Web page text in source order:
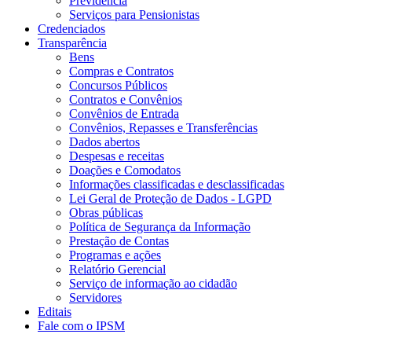
Serviços para Pensionistas
Credenciados
Transparência
Bens
Compras e Contratos
Concursos Públicos
Contratos e Convênios
Convênios de Entrada
Convênios, Repasses e Transferências
Dados abertos
Despesas e receitas
Doações e Comodatos
Informações classificadas e desclassificadas
Lei Geral de Proteção de Dados - LGPD
Obras públicas
Política de Segurança da Informação
Prestação de Contas
Programas e ações
Relatório Gerencial
Serviço de informação ao cidadão
Servidores
Editais
Fale com o IPSM